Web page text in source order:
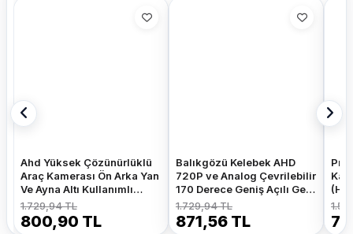
Ahd Yüksek Çözünürlüklü
Araç Kamerası Ön Arka Yan
Ve Ayna Altı Kullanımlı
Kelebek Ve Tampon
Uyumlu
1.729,94 TL
800,90 TL
Balıkgözü Kelebek AHD
720P ve Analog Çevrilebilir
170 Derece Geniş Açılı Geri
Görüş Kamerası
1.729,94 TL
871,56 TL